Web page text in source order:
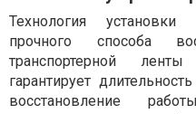
Технология
прочного способа
транспортерной
гарантирует
восстановление